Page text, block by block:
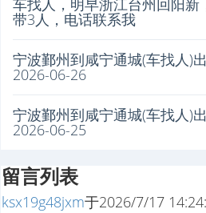
车找人，明早浙江台州回阳新
带3人，电话联系我
宁波鄞州到咸宁通城(车找人)
2026-06-26
宁波鄞州到咸宁通城(车找人)
2026-06-25
留言列表
ksx19g48jxm于2026/7/17